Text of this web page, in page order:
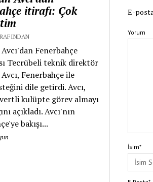
itirafı: Çok
Fenerbahçe
Tecrübeli teknik direktör
Fenerbahçe ile
dile getirdi. Avcı,
kulüpte görev almayı
açıkladı. Avcı'nın
bakışı...
E-
Yorum
İsim*